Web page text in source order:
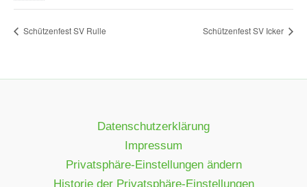
Schützenfest SV Rulle Schützenfest SV Icker
Datenschutzerklärung
Impressum
Privatsphäre-Einstellungen ändern
Historie der Privatsphäre-Einstellungen